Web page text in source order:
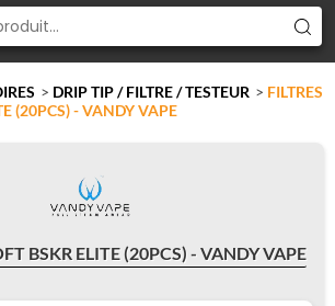
> DRIP TIP / FILTRE / TESTEUR > FILTRES
(20PCS) - VANDY VAPE
BSKR ELITE (20PCS) - VANDY VAPE